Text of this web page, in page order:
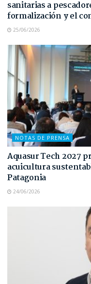
sanitarias a
formalización y el
25/06/2026
NOTAS DE PRENSA
Aquasur Tech 2027
acuicultura
Patagonia
24/06/2026